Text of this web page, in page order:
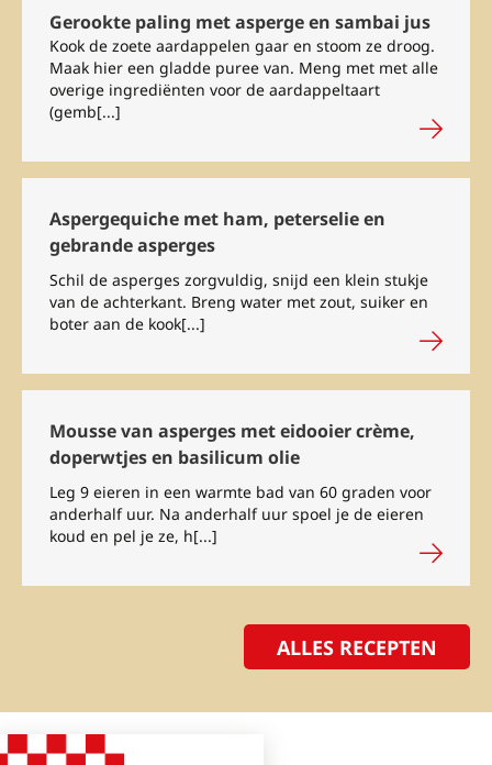
Gerookte paling met asperge en sambai jus
Kook de zoete aardappelen gaar en stoom ze droog.
Maak hier een gladde puree van. Meng met met alle
overige ingrediënten voor de aardappeltaart
(gemb[...]
Aspergequiche met ham, peterselie en
gebrande asperges
Schil de asperges zorgvuldig, snijd een klein stukje
van de achterkant. Breng water met zout, suiker en
boter aan de kook[...]
Mousse van asperges met eidooier crème,
doperwtjes en basilicum olie
Leg 9 eieren in een warmte bad van 60 graden voor
anderhalf uur. Na anderhalf uur spoel je de eieren
koud en pel je ze, h[...]
ALLES RECEPTEN